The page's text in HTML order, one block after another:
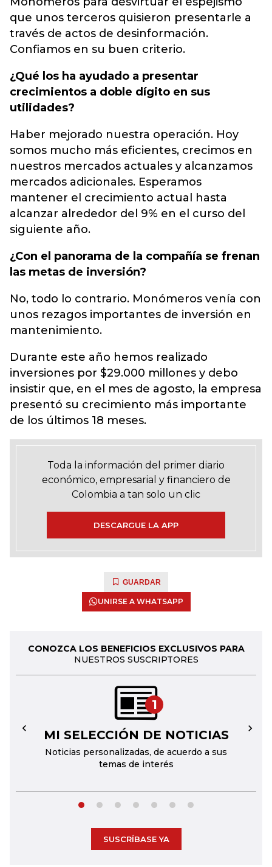
que unos terceros quisieron presentarle a
través de actos de desinformación.
Confiamos en su buen criterio.
¿Qué los ha ayudado a presentar
crecimientos a doble dígito en sus
utilidades?
Haber mejorado nuestra operación. Hoy
somos mucho más eficientes, crecimos en
nuestros mercados actuales y alcanzamos
mercados adicionales. Esperamos
mantener el crecimiento actual hasta
alcanzar alrededor del 9% en el curso del
siguiente año.
¿Con el panorama de la compañía se frenan
las metas de inversión?
No, todo lo contrario. Monómeros venía con
unos rezagos importantes de inversión en
mantenimiento.
Durante este año hemos realizado
inversiones por $29.000 millones y debo
insistir que, en el mes de agosto, la empresa
presentó su crecimiento más importante
de los últimos 18 meses.
Toda la información del primer diario
económico, empresarial y financiero de
Colombia a tan solo un clic
DESCARGUE LA APP
GUARDAR
UNIRSE A WHATSAPP
CONOZCA LOS BENEFICIOS EXCLUSIVOS PARA
NUESTROS SUSCRIPTORES
1
MI SELECCIÓN DE NOTICIAS
Noticias personalizadas, de acuerdo a sus
temas de interés
← →
SUSCRÍBASE YA